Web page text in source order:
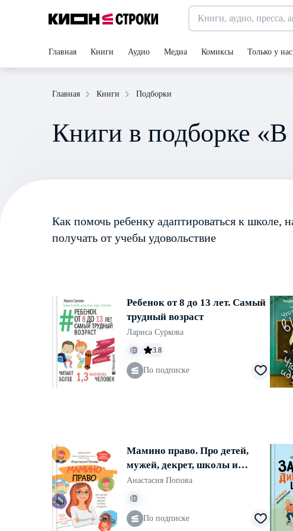
Главная Книги Аудио Медиа Комиксы Только у нас
Главная Книги Подборки
Книги в подборке
Как помочь ребенку адаптироваться к школе,
получать от учебы удовольствие
Ребенок от 8 до 13 лет. Самый
трудный возраст
Лариса Суркова
3.8
По подписке
Мамино право. Про детей,
мужей, декрет, школы и
садики
Анастасия Попова
По подписке